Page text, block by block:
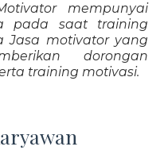
mempunyai
pada saat training
Jasa motivator yang
dorongan
training motivasi.